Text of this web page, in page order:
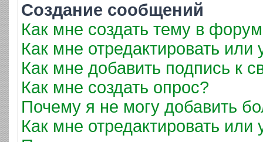
Создание сообщений
Как мне создать тему в
Как мне отредактировать
Как мне добавить подпись к
Как мне создать опрос?
Почему я не могу добавить
Как мне отредактировать или